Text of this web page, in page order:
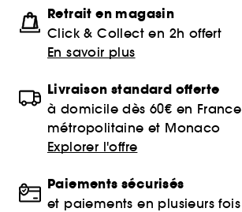
Retrait en magasin
Click & Collect en 2h offert
En savoir plus
Livraison standard offerte
à domicile dès 60€ en France
métropolitaine et Monaco
Explorer l'offre
Paiements sécurisés
et paiements en plusieurs fois